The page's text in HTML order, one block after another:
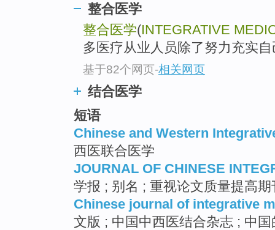
整合医学
整合医学(INTEGRATIVE
多医疗从业人员除了努力充实自
基于82个网页-相关网页
结合医学
短语
Chinese and Western
西医联合医学
JOURNAL OF CHINESE
学报 ; 别名 ; 重视论文质量提高期
Chinese journal of integrative
文版 ; 中国中西医结合杂志 ; 中